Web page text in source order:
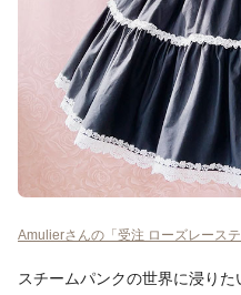
Amulierさんの「受注 ローズレース
スチームパンクの世界に浸り